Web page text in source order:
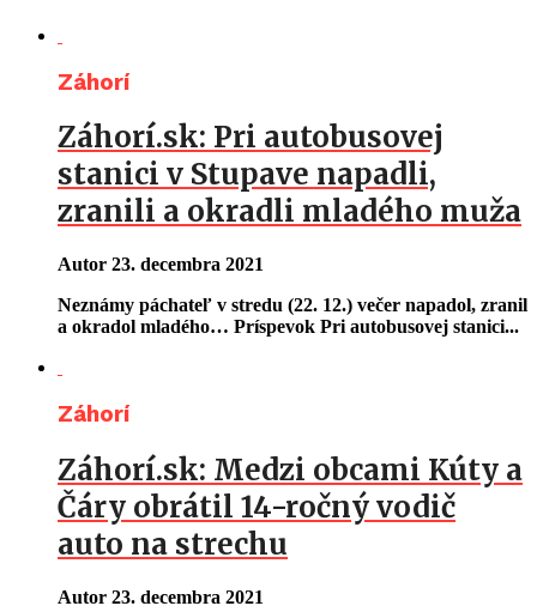
Záhorí
Záhorí.sk: Pri autobusovej
stanici v Stupave napadli,
zranili a okradli mladého muža
Autor 23. decembra 2021
Neznámy páchateľ v stredu (22. 12.) večer napadol, zranil
a okradol mladého… Príspevok Pri autobusovej stanici...
Záhorí
Záhorí.sk: Medzi obcami Kúty a
Čáry obrátil 14-ročný vodič
auto na strechu
Autor 23. decembra 2021